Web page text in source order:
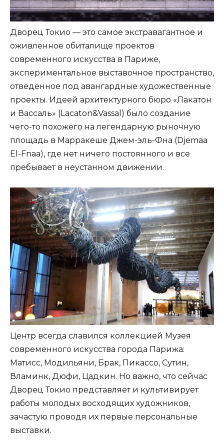
Дворец Токио — это самое экстравагантное и
оживленное обиталище проектов
современного искусства в Париже,
экспериментальное выставочное пространство,
отведенное под авангардные художественные
проекты. Идеей архитектурного бюро «Лакатон
и Вассаль» (Lacaton&Vassal) было создание
чего-то похожего на легендарную рыночную
площадь в Марракеше Джем-эль-Фна (Djemaa
El-Fnaa), где нет ничего постоянного и все
пребывает в неустанном движении.
Центр всегда славился коллекцией Музея
современного искусства города Парижа:
Матисс, Модильяни, Брак, Пикассо, Сутин,
Вламинк, Дюфи, Цадкин. Но важно, что сейчас
Дворец Токио представляет и культивирует
работы молодых восходящих художников,
зачастую проводя их первые персональные
выставки.